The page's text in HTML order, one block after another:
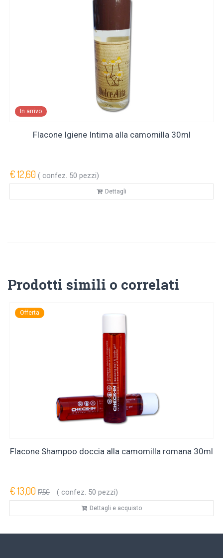
In arrivo
Flacone Igiene Intima alla camomilla 30ml
€ 12,60 ( confez. 50 pezzi)
Dettagli
Prodotti simili o correlati
Offerta
Flacone Shampoo doccia alla camomilla romana 30ml
€ 13,00 17,50 ( confez. 50 pezzi)
Dettagli e acquisto